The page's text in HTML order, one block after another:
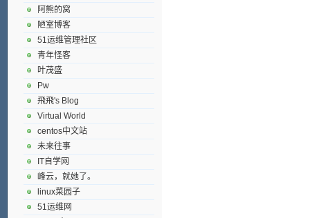
阿熊的窝
陋室博客
51运维管理社区
青年怪客
叶茂盛
Pw
飛飛's Blog
Virtual World
centos中文站
未来往事
IT自学网
峰云，就她了。
linux菜园子
51运维网